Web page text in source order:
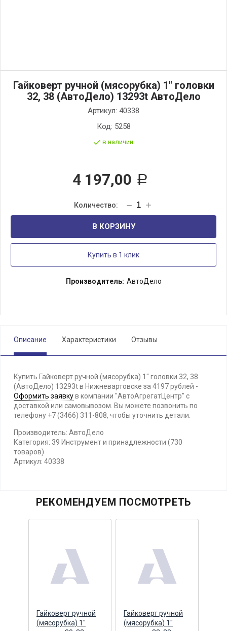
Гайковерт ручной (мясорубка) 1" головки
32, 38 (АвтоДело) 13293t АвтоДело
Артикул: 40338
Код: 5258
в наличии
4 197,00 Р
В КОРЗИНУ
Купить в 1 клик
Производитель: АвтоДело
Описание Характеристики Отзывы
Купить Гайковерт ручной (мясорубка) 1" головки 32, 38
(АвтоДело) 13293t в Нижневартовске за 4197 рублей -
Оформить заявкув компании "АвтоАгрегатЦентр" с
доставкой или самовывозом. Вы можете позвонить по
телефону +7 (3466) 311-808, чтобы уточнить детали.
Производитель: АвтоДело
Категория: 39 Инструмент и принадлежности (730
товаров)
Артикул: 40338
РЕКОМЕНДУЕМ ПОСМОТРЕТЬ
Гайковерт ручной
(мясорубка) 1"
Гайковерт ручной
(мясорубка) 1"